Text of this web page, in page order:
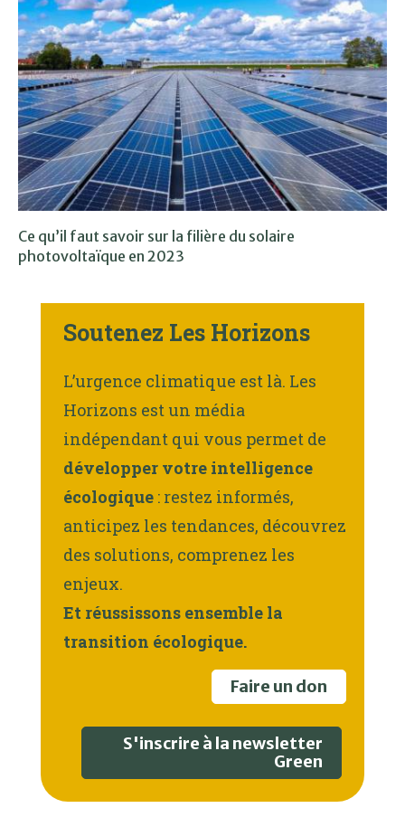
Ce qu’il faut savoir sur la filière du solaire
photovoltaïque en 2023
Soutenez Les Horizons
L’urgence climatique est là. Les
Horizons est un média
indépendant qui vous permet de
développer votre intelligence
écologique : restez informés,
anticipez les tendances, découvrez
des solutions, comprenez les
enjeux.
Et réussissons ensemble la
transition écologique.
Faire un don
S'inscrire à la newsletter
Green